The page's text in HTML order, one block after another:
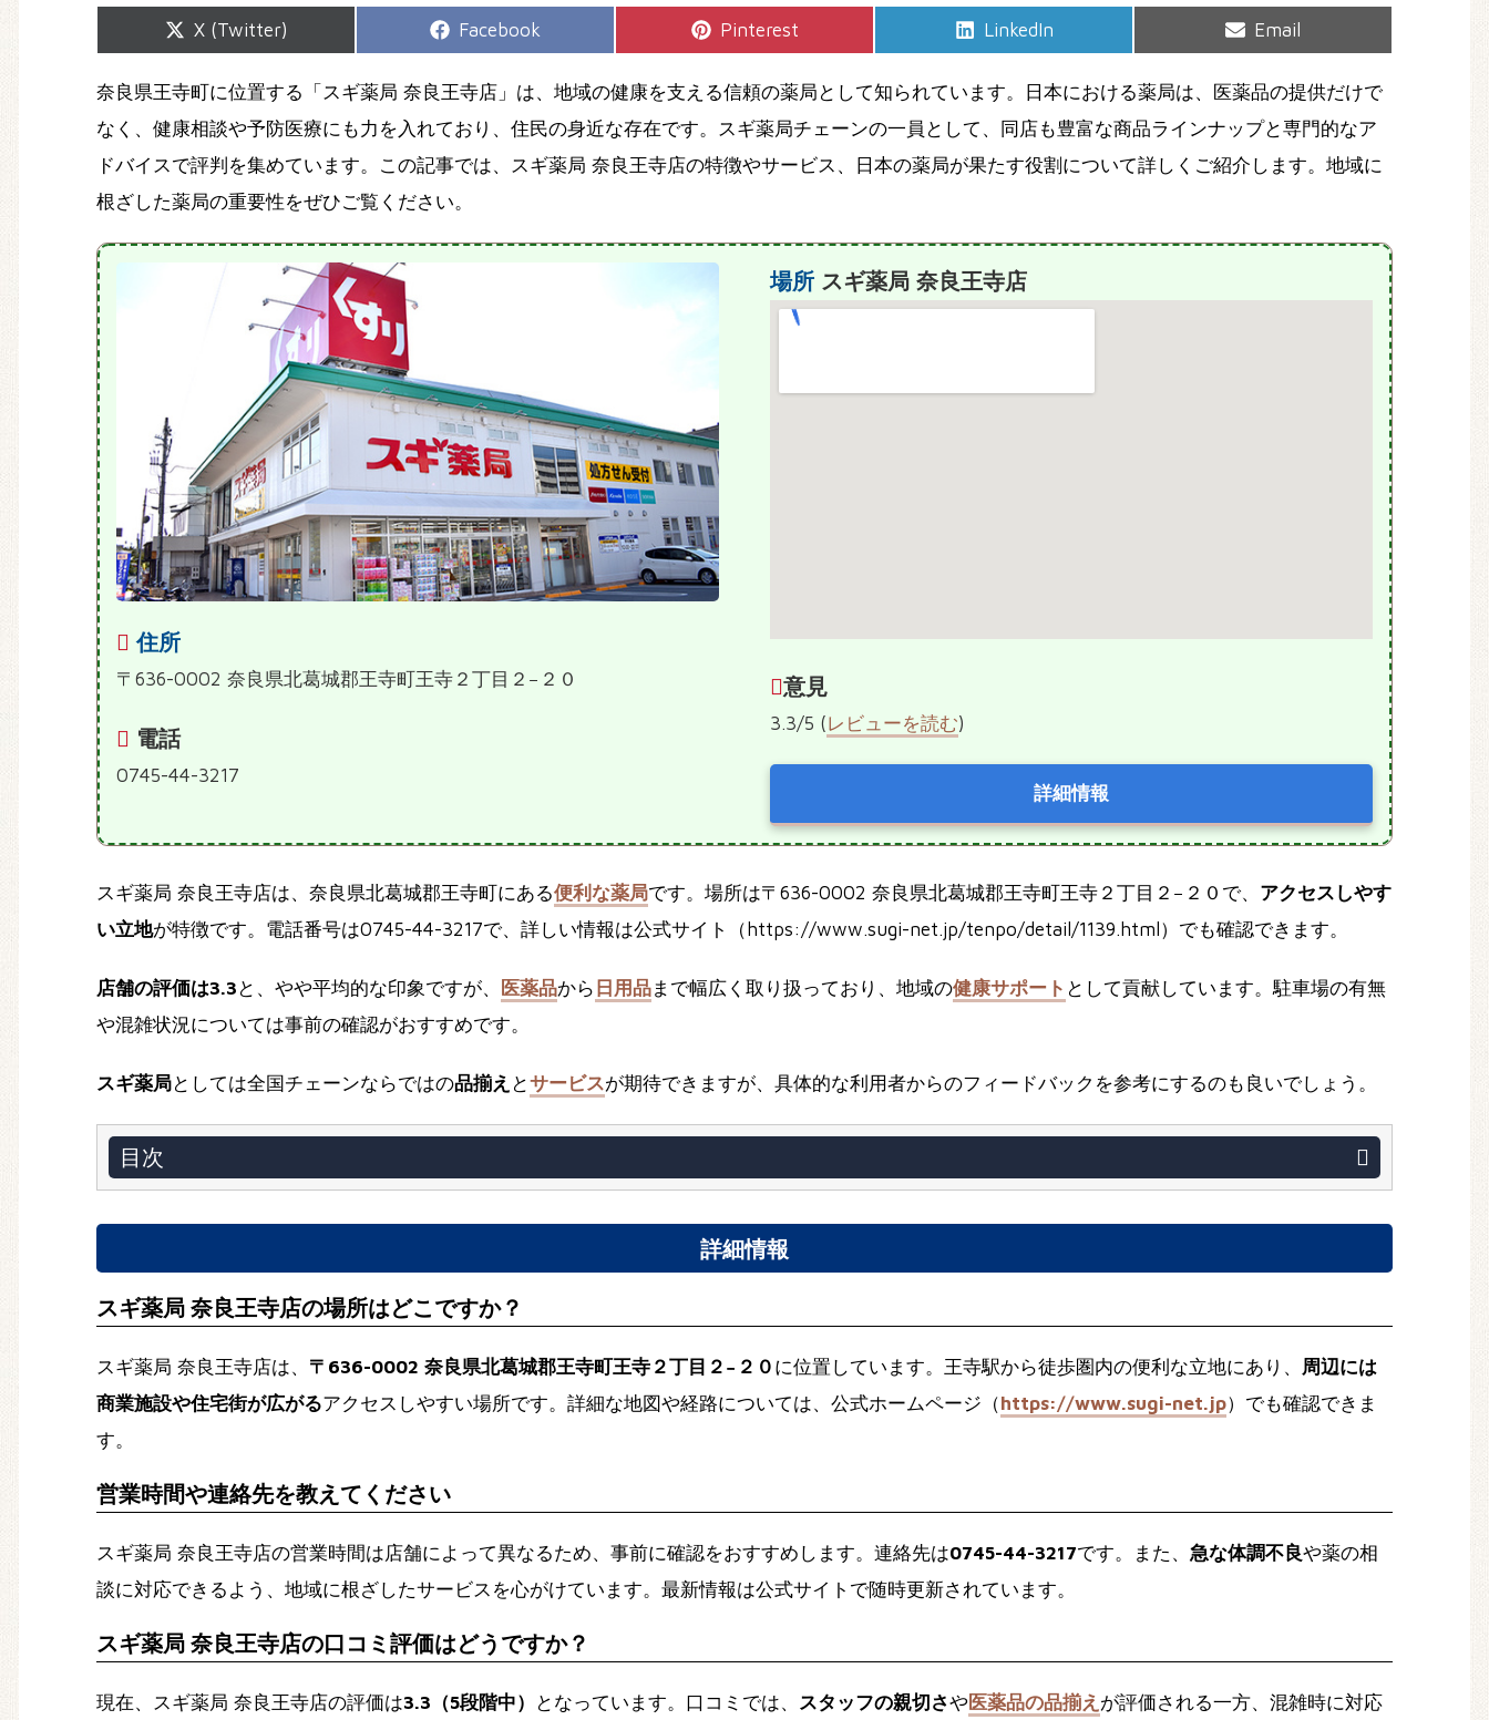
Share
X (Twitter)
Share
Facebook
Share
Pinterest
Share
LinkedIn
Share
Email
奈良県王寺町に位置する「スギ薬局 奈良王寺店」は、地域の健康を支える信頼の薬局として知られています。日本における薬局は、医薬品の提供だけで
なく、健康相談や予防医療にも力を入れており、住民の身近な存在です。スギ薬局チェーンの一員として、同店も豊富な商品ラインナップと専門的なア
ドバイスで評判を集めています。この記事では、スギ薬局 奈良王寺店の特徴やサービス、日本の薬局が果たす役割について詳しくご紹介します。地域に
根ざした薬局の重要性をぜひご覧ください。
住所
〒636-0002 奈良県北葛城郡王寺町王寺２丁目２−２０
電話
0745-44-3217
場所スギ薬局 奈良王寺店
意見
3.3/5 (レビューを読む)
詳細情報
スギ薬局 奈良王寺店は、奈良県北葛城郡王寺町にある便利な薬局です。場所は〒636-0002 奈良県北葛城郡王寺町王寺２丁目２−２０で、 アクセスしやす
い立地が特徴です。電話番号は0745-44-3217で、詳しい情報は公式サイト（https://www.sugi-net.jp/tenpo/detail/1139.html）でも確認できます。
店舗の評価は3.3 と、やや平均的な印象ですが、 医薬品から 日用品まで幅広く取り扱っており、地域の健康サポート として貢献しています。駐車場の有無
や混雑状況については事前の確認がおすすめです。
スギ薬局としては全国チェーンならではの品揃え とサービスが期待できますが、具体的な利用者からのフィードバックを参考にするのも良いでしょう。
目次
詳細情報
スギ薬局 奈良王寺店の場所はどこですか？
スギ薬局 奈良王寺店は、 〒636-0002 奈良県北葛城郡王寺町王寺２丁目２−２０ に位置しています。王寺駅から徒歩圏内の便利な立地にあり、 周辺には
商業施設や住宅街が広がるアクセスしやすい場所です。詳細な地図や経路については、公式ホームページ（https://www.sugi-net.jp）でも確認できま
す。
営業時間や連絡先を教えてください
スギ薬局 奈良王寺店の営業時間は店舗によって異なるため、事前に確認をおすすめします。連絡先は0745-44-3217です。また、 急な体調不良や薬の相
談に対応できるよう、地域に根ざしたサービスを心がけています。最新情報は公式サイトで随時更新されています。
スギ薬局 奈良王寺店の口コミ評価はどうですか？
現在、スギ薬局 奈良王寺店の評価は3.3（5段階中） となっています。口コミでは、 スタッフの親切さや医薬品の品揃え が評価される一方、混雑時に対応